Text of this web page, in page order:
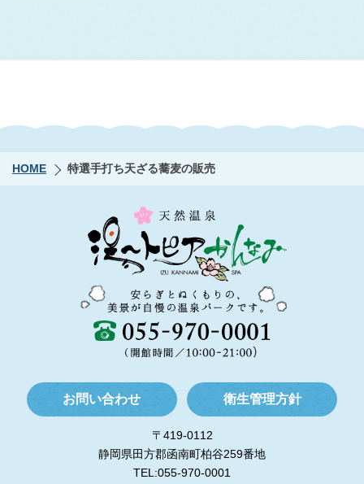
HOME 特選手打ち天ざる蕎麦の販売
お問い合わせ 衛生管理方針
〒419-0112
静岡県田方郡函南町柏谷259番地
TEL:055-970-0001